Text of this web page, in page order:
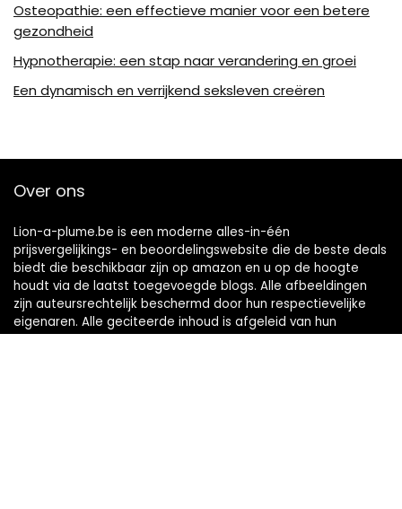
Osteopathie: een effectieve manier voor een betere
gezondheid
Hypnotherapie: een stap naar verandering en groei
Een dynamisch en verrijkend seksleven creëren
Over ons
Lion-a-plume.be is een moderne alles-in-één
prijsvergelijkings- en beoordelingswebsite die de beste deals
biedt die beschikbaar zijn op amazon en u op de hoogte
houdt via de laatst toegevoegde blogs. Alle afbeeldingen
zijn auteursrechtelijk beschermd door hun respectievelijke
eigenaren. Alle geciteerde inhoud is afgeleid van hun